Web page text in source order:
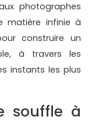
photographes
matière infinie à
construire un
à travers les
instants les plus
souffle à